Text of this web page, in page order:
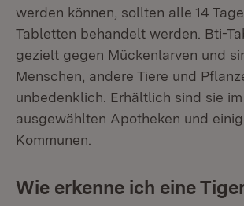
werden können, sollten alle 14
Tabletten behandelt werden. Bti-
gezielt gegen Mückenlarven und
Menschen, andere Tiere und
unbedenklich. Erhältlich sind sie im
ausgewählten Apotheken und
Kommunen.
Wie erkenne ich eine